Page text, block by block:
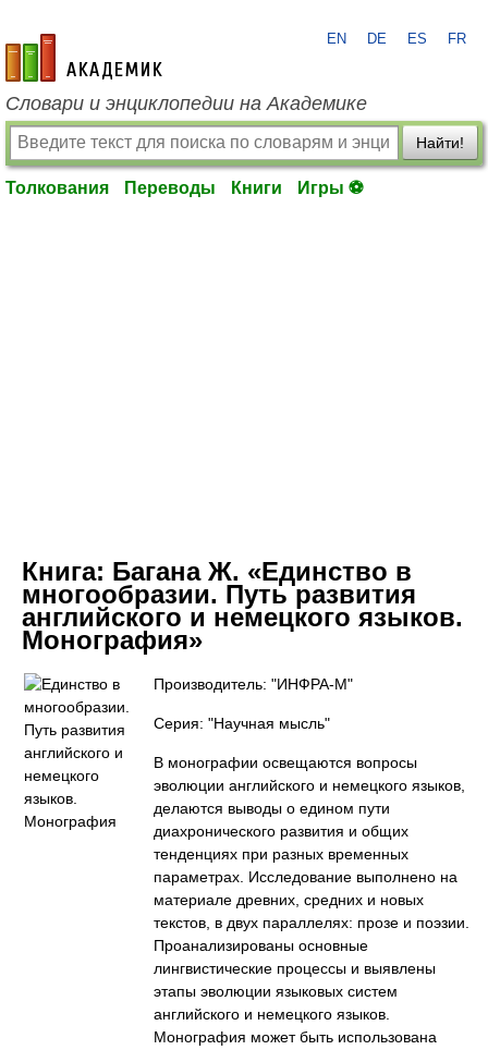
academic.ru
EN DE ES FR
Словари и энциклопедии на Академике
Найти!
Толкования Переводы Книги Игры ⚽
Книга: Багана Ж. «Единство в
многообразии. Путь развития
английского и немецкого языков.
Монография»
Производитель: "ИНФРА-М"
Серия: "Научная мысль"
В монографии освещаются вопросы
эволюции английского и немецкого языков,
делаются выводы о едином пути
диахронического развития и общих
тенденциях при разных временных
параметрах. Исследование выполнено на
материале древних, средних и новых
текстов, в двух параллелях: прозе и поэзии.
Проанализированы основные
лингвистические процессы и выявлены
этапы эволюции языковых систем
английского и немецкого языков.
Монография может быть использована